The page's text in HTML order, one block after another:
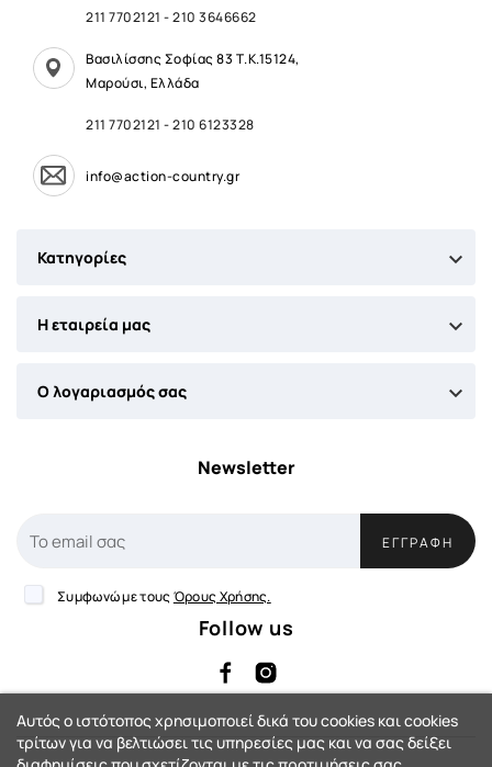
211 7702121 -210 3646662
Βασιλίσσης Σοφίας 83 Τ.Κ.15124,
Μαρούσι, Ελλάδα
211 7702121 -210 6123328
info@action-country.gr
Κατηγορίες 
Η εταιρεία μας 
Ο λογαριασμός σας 
Newsletter
ΕΓΓΡΑΦΉ
Συμφωνώ με τους Όρους Χρήσης.
Follow us
Αυτός ο ιστότοπος χρησιμοποιεί δικά του cookies και cookies
τρίτων για να βελτιώσει τις υπηρεσίες μας και να σας δείξει